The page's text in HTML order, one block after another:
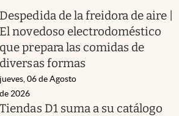
Despedida de la freidora de aire |
El novedoso electrodoméstico
que prepara las comidas de
diversas formas
jueves, 06 de Agosto
de 2026
Tiendas D1 suma a su catálogo